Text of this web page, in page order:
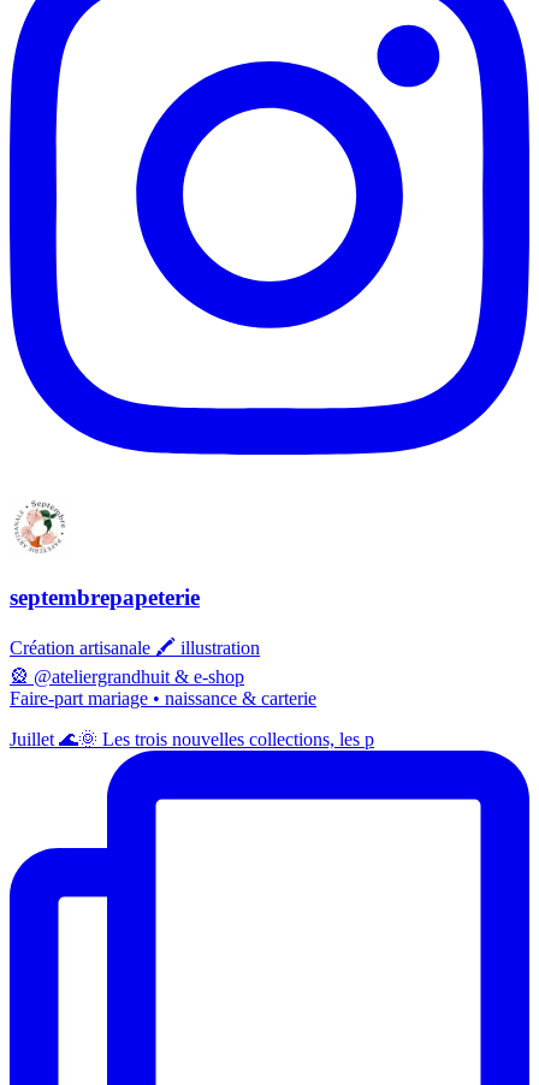
septembrepapeterie
Création artisanale 🖍️ illustration
🎡 @ateliergrandhuit & e-shop
Faire-part mariage • naissance & carterie
Juillet 🌊🌞 Les trois nouvelles collections, les p